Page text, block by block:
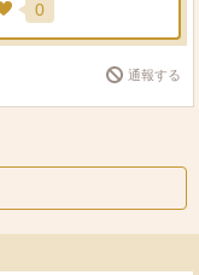
0
通報する